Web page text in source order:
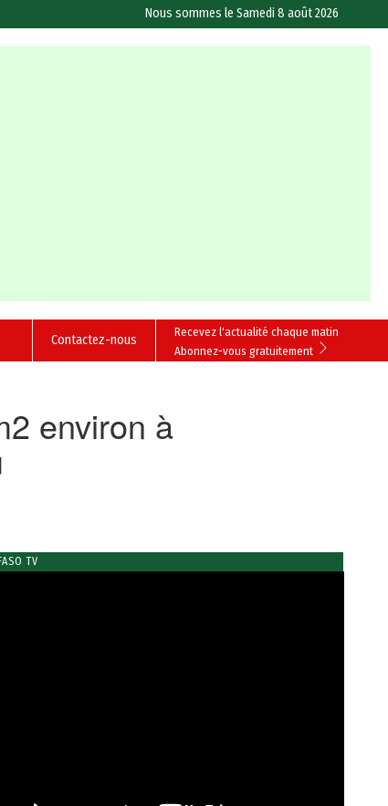
Nous sommes leSamedi 8 août 2026
Recevez l'actualité chaque matin
Abonnez-vous gratuitement
Contactez-nous
environ à
TV